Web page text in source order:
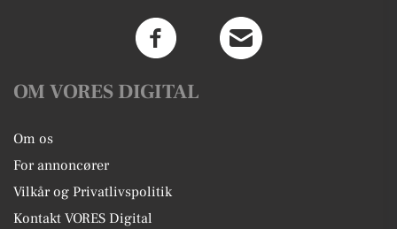
OM VORES DIGITAL
Om os
For annoncører
Vilkår og Privatlivspolitik
Kontakt VORES Digital